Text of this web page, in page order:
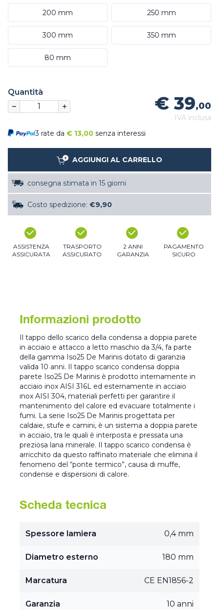
200 mm 250 mm
300 mm 350 mm
80 mm
Quantità
€ 39,00
IVA inclusa
3 rate da € 13,00 senza interessi
AGGIUNGI AL CARRELLO
consegna stimata in 15 giorni
Costo spedizione: €9,90
ASSISTENZA
ASSICURATA
TRASPORTO
ASSICURATO
2 ANNI
GARANZIA
PAGAMENTO
SICURO
Informazioni prodotto
Il tappo dello scarico della condensa a doppia parete
in acciaio e attacco a letto maschio da 3/4, fa parte
della gamma Iso25 De Marinis dotato di garanzia
valida 10 anni. Il tappo scarico condensa doppia
parete Iso25 De Marinis è prodotto internamente in
acciaio inox AISI 316L ed esternamente in acciaio
inox AISI 304, materiali perfetti per garantire il
mantenimento del calore ed evacuare totalmente i
fumi. La serie Iso25 De Marinis progettata per
caldaie, stufe e camini, è un sistema a doppia parete
in acciaio, tra le quali è interposta e pressata una
preziosa lana minerale. Il tappo scarico condensa è
arricchito da questo raffinato materiale che elimina il
fenomeno del “ponte termico”, causa di muffe,
condense e dispersioni di calore.
Scheda tecnica
Spessore lamiera 0,4 mm
Diametro esterno 180 mm
Marcatura CE EN1856-2
Garanzia 10 anni